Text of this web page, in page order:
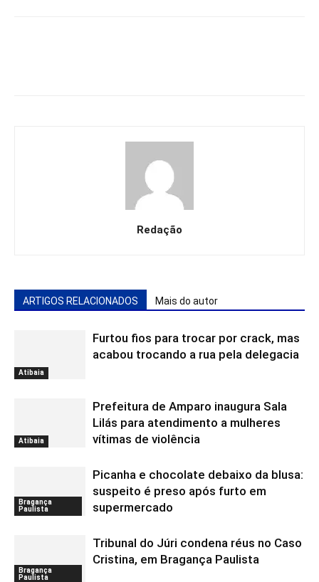
Redação
ARTIGOS RELACIONADOS Mais do autor
Atibaia
Furtou fios para trocar por crack, mas
acabou trocando a rua pela delegacia
Atibaia
Prefeitura de Amparo inaugura Sala
Lilás para atendimento a mulheres
vítimas de violência
Bragança
Paulista
Picanha e chocolate debaixo da blusa:
suspeito é preso após furto em
supermercado
Bragança
Paulista
Tribunal do Júri condena réus no Caso
Cristina, em Bragança Paulista